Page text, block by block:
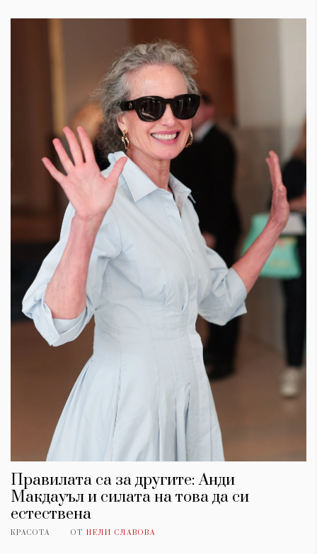
Правилата са за другите: Анди
Макдауъл и силата на това да си
естествена
КРАСОТА ОТ НЕЛИ СЛАВОВА